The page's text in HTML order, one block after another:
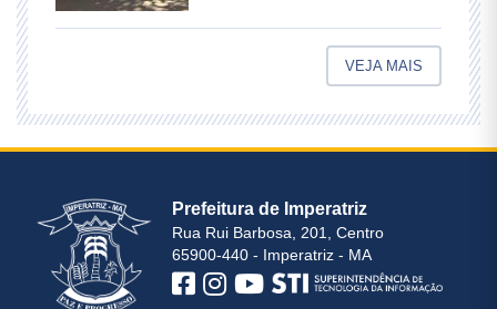
VEJA MAIS
Prefeitura de Imperatriz
Rua Rui Barbosa, 201, Centro
65900-440 - Imperatriz - MA